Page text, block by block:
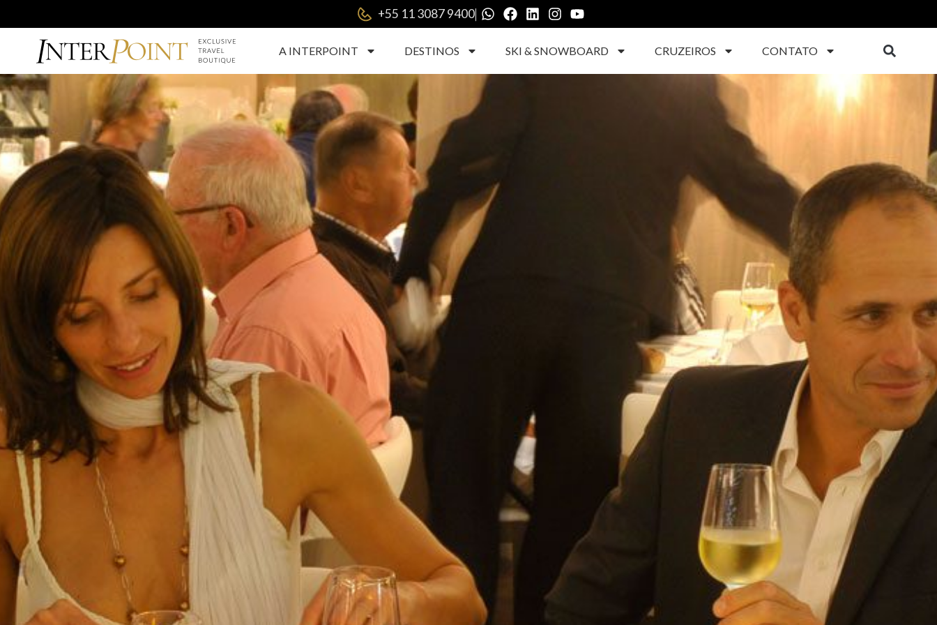
+55 11 3087 9400|
A INTERPOINT DESTINOS SKI & SNOWBOARD CRUZEIROS CONTATO